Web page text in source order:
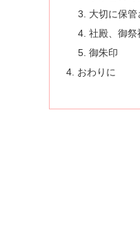
大切に保
社殿、御祭
御朱印
おわりに